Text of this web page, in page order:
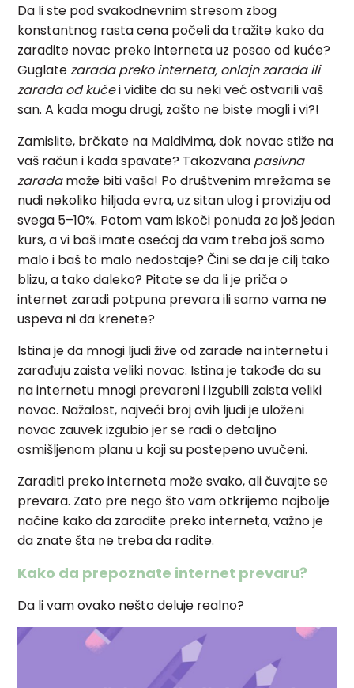
Da li ste pod svakodnevnim stresom zbog
konstantnog rasta cena počeli da tražite kako da
zaradite novac preko interneta uz posao od kuće?
Guglatezarada preko interneta, onlajn zarada ili
zarada od kućei vidite da su neki već ostvarili vaš
san. A kada mogu drugi, zašto ne biste mogli i vi?!
Zamislite, brčkate na Maldivima, dok novac stiže na
vaš račun i kada spavate? Takozvana pasivna
zaradamože biti vaša! Po društvenim mrežama se
nudi nekoliko hiljada evra, uz sitan ulog i proviziju od
svega 5–10%. Potom vam iskoči ponuda za još jedan
kurs, a vi baš imate osećaj da vam treba još samo
malo i baš to malo nedostaje? Čini se da je cilj tako
blizu, a tako daleko? Pitate se da li je priča o
internet zaradi potpuna prevara ili samo vama ne
uspeva ni da krenete?
Istina je da mnogi ljudi žive od zarade na internetu i
zarađuju zaista veliki novac. Istina je takođe da su
na internetu mnogi prevareni i izgubili zaista veliki
novac. Nažalost, najveći broj ovih ljudi je uloženi
novac zauvek izgubio jer se radi o detaljno
osmišljenom planu u koji su postepeno uvučeni.
Zaraditi preko interneta može svako, ali čuvajte se
prevara. Zato pre nego što vam otkrijemo najbolje
načine kako da zaradite preko interneta, važno je
da znate šta ne treba da radite.
Kako da prepoznate internet prevaru?
Da li vam ovako nešto deluje realno?